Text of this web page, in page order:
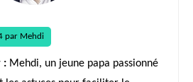
par Mehdi
: Mehdi, un jeune papa passionné